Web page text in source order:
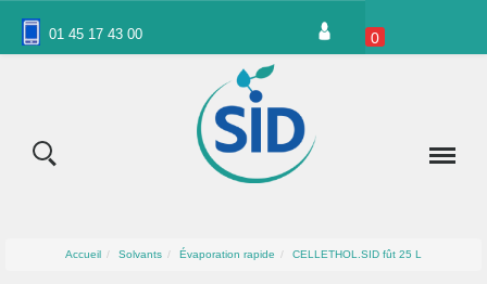
01 45 17 43 00 0
Accueil Solvants Évaporation rapide CELLETHOL.SID fût 25 L